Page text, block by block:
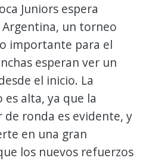
Juniors espera
Argentina, un torneo
importante para el
esperan ver un
el inicio. La
es alta, ya que la
de ronda es evidente, y
en una gran
los nuevos refuerzos